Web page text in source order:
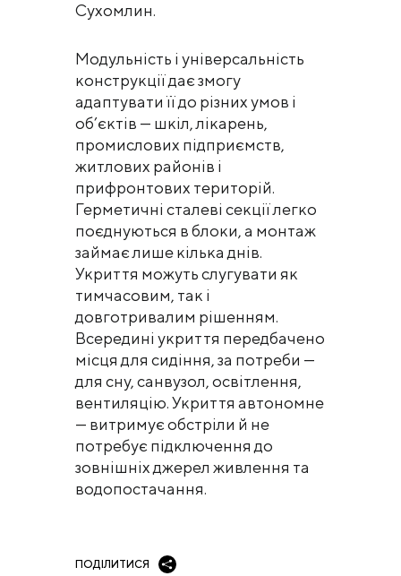
Сухомлин.
Модульність і універсальність
конструкції дає змогу
адаптувати її до різних умов і
об’єктів — шкіл, лікарень,
промислових підприємств,
житлових районів і
прифронтових територій.
Герметичні сталеві секції легко
поєднуються в блоки, а монтаж
займає лише кілька днів.
Укриття можуть слугувати як
тимчасовим, так і
довготривалим рішенням.
Всередині укриття передбачено
місця для сидіння, за потреби —
для сну, санвузол, освітлення,
вентиляцію. Укриття автономне
— витримує обстріли й не
потребує підключення до
зовнішніх джерел живлення та
водопостачання.
ПОДІЛИТИСЯ